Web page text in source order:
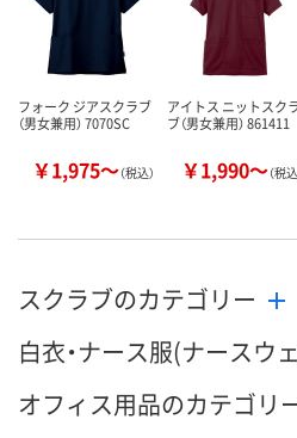
カゴへ
フォーク ジアスクラブ
（男女兼用） 7070SC
￥1,975～（税込）
アイトス ニットスク
ブ（男女兼用） 861411
￥1,990～（税込
スクラブのカテゴリー
白衣・ナース服(ナースウ
オフィス用品のカテゴリ